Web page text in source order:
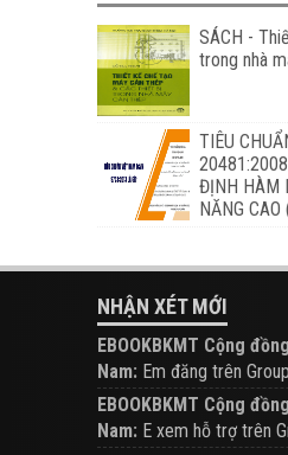
SÁCH -
trong nhà
TIÊU
ĐỊNH HÀM
NĂNG
NHẬN XÉT MỚI
EBOOKBKMT Cộng
Nam: Em đăng trên
EBOOKBKMT Cộng
Nam: E xem hỗ trợ trên